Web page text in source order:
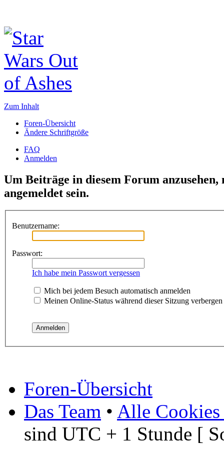
Zum Inhalt
Foren-Übersicht
Ändere Schriftgröße
FAQ
Anmelden
Um Beiträge in diesem Forum
angemeldet sein.
Benutzername:
Passwort:
Ich habe mein Passwort vergessen
Mich bei jedem Besuch automatisch anmelden
Meinen Online-Status während dieser Sitzung verbergen
Foren-Übersicht
Das Team • Alle Cookies
sind UTC + 1 Stunde [